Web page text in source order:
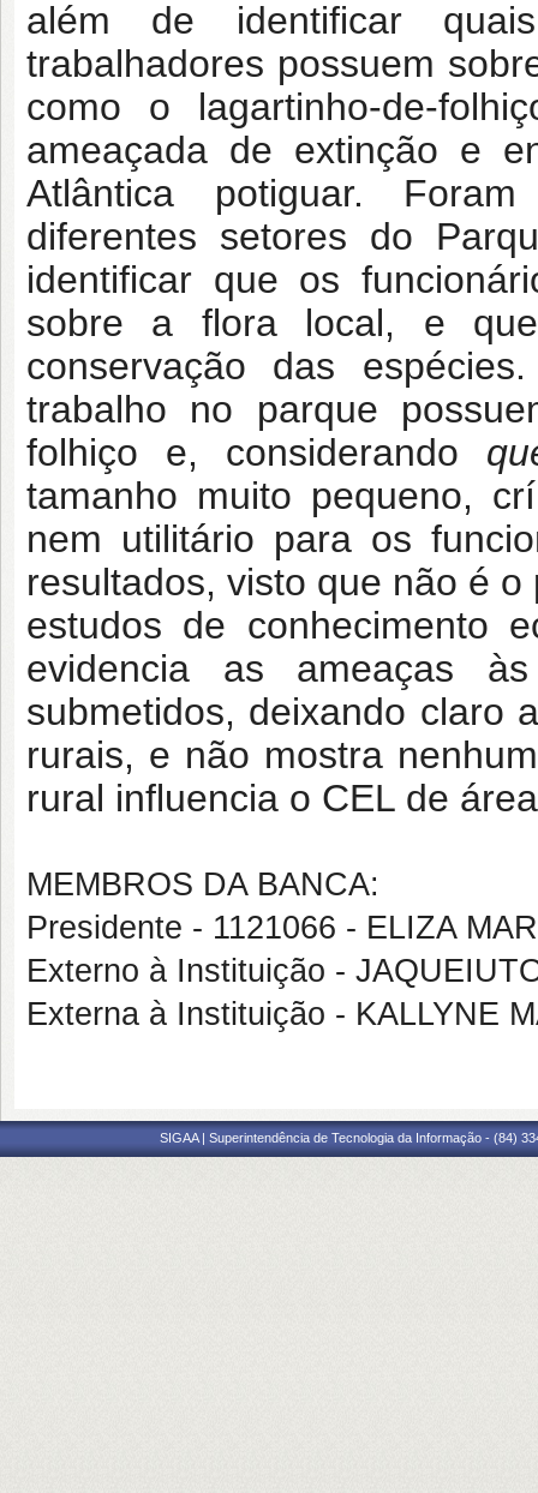
além de identificar
trabalhadores possuem
como o lagartinho-de-
ameaçada de extinção e
Atlântica potiguar.
diferentes setores do
identificar que os
sobre a flora local, e
conservação das
trabalho no parque
folhiço e, considerando
tamanho muito pequeno,
nem utilitário para os
resultados, visto que não é
estudos de conhecimento
evidencia as ameaças
submetidos, deixando claro
rurais, e não mostra
rural influencia o CEL de
MEMBROS DA BANCA:
Presidente - 1121066 - ELIZA
Externo à Instituição -
Externa à Instituição - KALLYNE
SIGAA | Superintendência de Tecnologia da Informação - (84)